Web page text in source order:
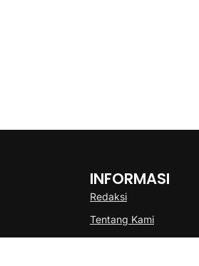
INFORMASI
Redaksi
Tentang Kami